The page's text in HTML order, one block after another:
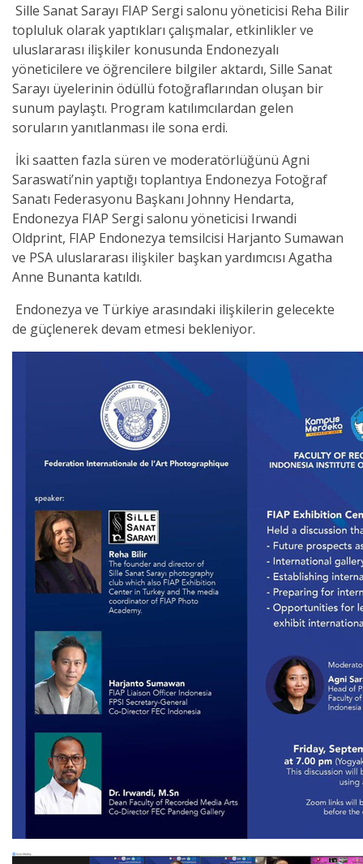
Sille Sanat Sarayı FIAP Sergi salonu yöneticisi Reha Bilir
topluluk olarak yaptıkları çalışmalar, etkinlikler ve
uluslararası ilişkiler konusunda Endonezyalı
yöneticilere ve öğrencilere bilgiler aktardı, Sille Sanat
Sarayı üyelerinin ödüllü fotoğraflarından oluşan bir
sunum paylaştı. Program katılımcılardan gelen
soruların yanıtlanması ile sona erdi.
İki saatten fazla süren ve moderatörlüğünü Agni
Saraswati’nin yaptığı toplantıya Endonezya Fotoğraf
Sanatı Federasyonu Başkanı Johnny Hendarta,
Endonezya FIAP Sergi salonu yöneticisi Irwandi
Oldprint, FIAP Endonezya temsilcisi Harjanto Sumawan
ve PSA uluslararası ilişkiler başkan yardımcısı Agatha
Anne Bunanta katıldı.
Endonezya ve Türkiye arasındaki ilişkilerin gelecekte
de güçlenerek devam etmesi bekleniyor.